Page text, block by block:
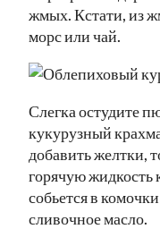
жмых. Кстати, из
морс или чай.
Слегка остудите
кукурузный
добавить желтки,
горячую жидкость
собьется в
сливочное масло.